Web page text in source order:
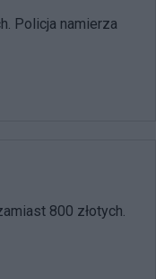
Policja namierza
800 złotych.